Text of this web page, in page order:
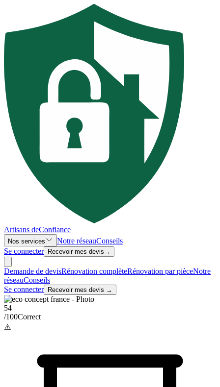
Artisans deConfiance
Nos services Notre réseauConseils
Se connecter
Recevoir mes devis →
Demande de devisRénovation complèteRénovation par pièceNotre
réseauConseils
Se connecter
Recevoir mes devis →
54
/100Correct
⚠️